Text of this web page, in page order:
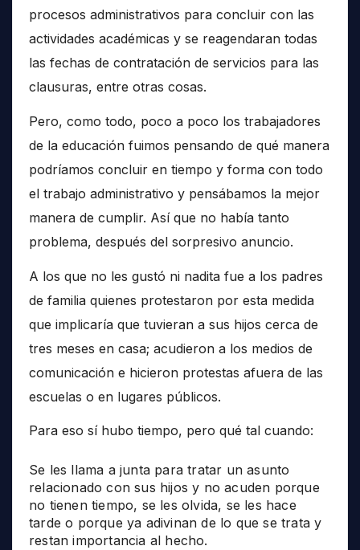
procesos administrativos para concluir con las
actividades académicas y se reagendaran todas
las fechas de contratación de servicios para las
clausuras, entre otras cosas.
Pero, como todo, poco a poco los trabajadores
de la educación fuimos pensando de qué manera
podríamos concluir en tiempo y forma con todo
el trabajo administrativo y pensábamos la mejor
manera de cumplir. Así que no había tanto
problema, después del sorpresivo anuncio.
A los que no les gustó ni nadita fue a los padres
de familia quienes protestaron por esta medida
que implicaría que tuvieran a sus hijos cerca de
tres meses en casa; acudieron a los medios de
comunicación e hicieron protestas afuera de las
escuelas o en lugares públicos.
Para eso sí hubo tiempo, pero qué tal cuando:
Se les llama a junta para tratar un asunto
relacionado con sus hijos y no acuden porque
no tienen tiempo, se les olvida, se les hace
tarde o porque ya adivinan de lo que se trata y
restan importancia al hecho.